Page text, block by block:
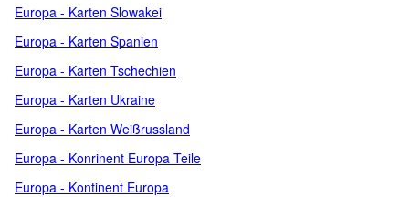
Europa - Karten Slowakei
Europa - Karten Spanien
Europa - Karten Tschechien
Europa - Karten Ukraine
Europa - Karten Weißrussland
Europa - Konrinent Europa Teile
Europa - Kontinent Europa